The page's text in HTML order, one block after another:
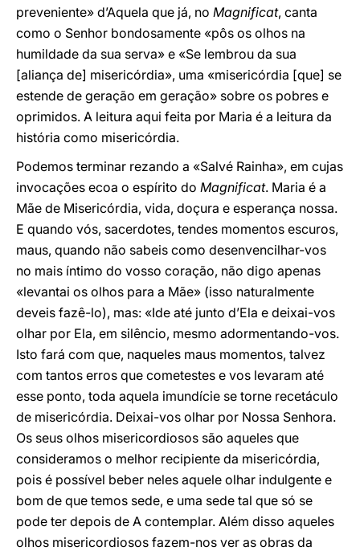
preveniente» d’Aquela que já, no Magnificat, canta
como o Senhor bondosamente «pôs os olhos na
humildade da sua serva» e «Se lembrou da sua
[aliança de] misericórdia», uma «misericórdia [que] se
estende de geração em geração» sobre os pobres e
oprimidos. A leitura aqui feita por Maria é a leitura da
história como misericórdia.
Podemos terminar rezando a «Salvé Rainha», em cujas
invocações ecoa o espírito do Magnificat. Maria é a
Mãe de Misericórdia, vida, doçura e esperança nossa.
E quando vós, sacerdotes, tendes momentos escuros,
maus, quando não sabeis como desenvencilhar-vos
no mais íntimo do vosso coração, não digo apenas
«levantai os olhos para a Mãe» (isso naturalmente
deveis fazê-lo), mas: «Ide até junto d’Ela e deixai-vos
olhar por Ela, em silêncio, mesmo adormentando-vos.
Isto fará com que, naqueles maus momentos, talvez
com tantos erros que cometestes e vos levaram até
esse ponto, toda aquela imundície se torne recetáculo
de misericórdia. Deixai-vos olhar por Nossa Senhora.
Os seus olhos misericordiosos são aqueles que
consideramos o melhor recipiente da misericórdia,
pois é possível beber neles aquele olhar indulgente e
bom de que temos sede, e uma sede tal que só se
pode ter depois de A contemplar. Além disso aqueles
olhos misericordiosos fazem-nos ver as obras da